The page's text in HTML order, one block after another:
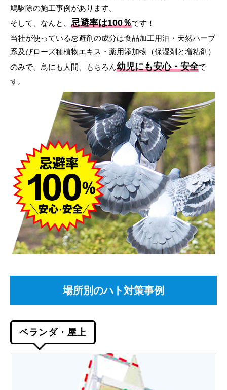
鳩駆除の施工事例があります。
そして、なんと、 忌避率は100％です！
当社が使っている忌避剤の成分は食品加工用油・天然ハーブ
系及びローズ種植物エキス・薬用添加物（保湿剤と増粘剤）
のみで、鳥にも人間、もちろん幼児にも安心・安全で
す。
場所別のハト対策事例
ベランダ・屋上